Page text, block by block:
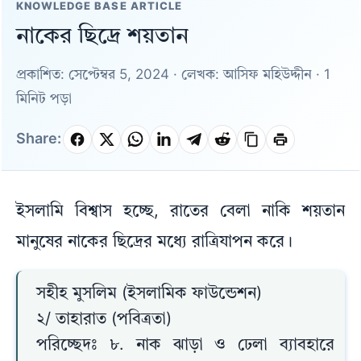
KNOWLEDGE BASE ARTICLE
নাকের ছিদ্রে শয়তান
প্রকাশিত: সেপ্টেম্বর 5, 2024 · লেখক: আসিফ মহিউদ্দীন · 1
মিনিট পড়া
Share:
ইসলামি বিশ্বাস হচ্ছে, রাতের বেলা নাকি শয়তান
মানুষের নাকের ছিদ্রের মধ্যে রাত্রিযাপন করে।
সহীহ মুসলিম (ইসলামিক ফাউন্ডেশন)
২/ তাহারাত (পবিত্রতা)
পরিচ্ছেদঃ ৮. নাক ঝাড়া ও ঢেলা ব্যাবহারে